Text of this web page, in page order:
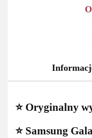
⭐ Oryginalny
⭐ Samsung